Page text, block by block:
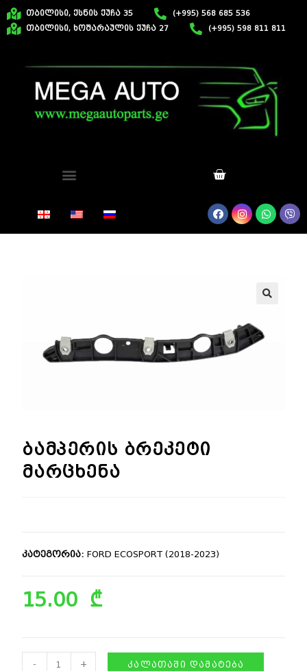
თბილისი, ქსნის ქუჩა 35
(+995) 568 685 536
თბილისი, ხოშარაულის ქუჩა 27
(+995) 598 811 811
ბამპერის ბრეკეტი
მარცხენა
კატეგორია:FORD ECOSPORT (2018-2023)
15.00 ₾
- + ᲙᲐᲚᲐᲗᲐᲨᲘ ᲓᲐᲛᲐᲢᲔᲑᲐ